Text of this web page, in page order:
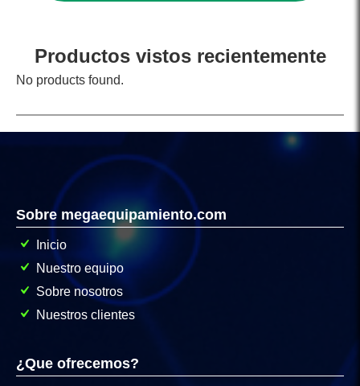
Productos vistos recientemente
No products found.
Sobre megaequipamiento.com
Inicio
Nuestro equipo
Sobre nosotros
Nuestros clientes
¿Que ofrecemos?